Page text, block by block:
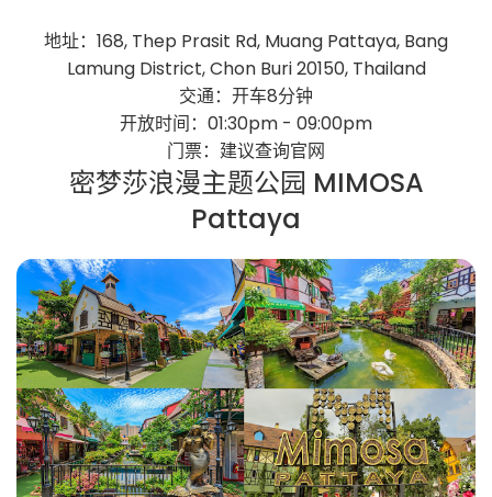
地址：168, Thep Prasit Rd, Muang Pattaya, Bang
Lamung District, Chon Buri 20150, Thailand
交通：开车8分钟
开放时间：01:30pm - 09:00pm
门票：建议查询官网
密梦莎浪漫主题公园 MIMOSA
Pattaya